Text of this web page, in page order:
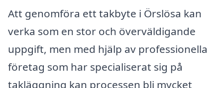
Att genomföra ett takbyte i Örslösa kan
verka som en stor och överväldigande
uppgift, men med hjälp av professionella
företag som har specialiserat sig på
takläggning kan processen bli mycket